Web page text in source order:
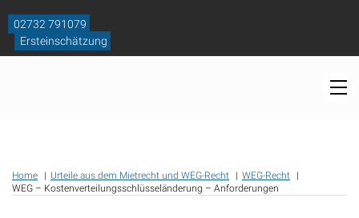
content
02732 791079
Ersteinschätzung
Home Urteile aus dem Mietrecht und WEG-Recht
WEG-Recht
WEG – Kostenverteilungsschlüsseländerung – Anforderungen